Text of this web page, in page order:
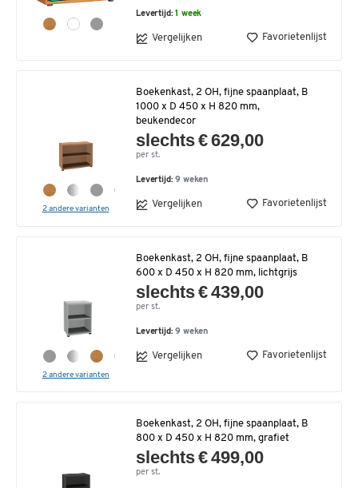
Levertijd:1 week
Vergelijken Favorietenlijst
2 andere varianten
Boekenkast, 2 OH, fijne spaanplaat, B
1000 x D 450 x H 820 mm,
beukendecor
slechts € 629,00
per st.
Levertijd:9 weken
Vergelijken Favorietenlijst
2 andere varianten
Boekenkast, 2 OH, fijne spaanplaat, B
600 x D 450 x H 820 mm, lichtgrijs
slechts € 439,00
per st.
Levertijd:9 weken
Vergelijken Favorietenlijst
Boekenkast, 2 OH, fijne spaanplaat, B
800 x D 450 x H 820 mm, grafiet
slechts € 499,00
per st.